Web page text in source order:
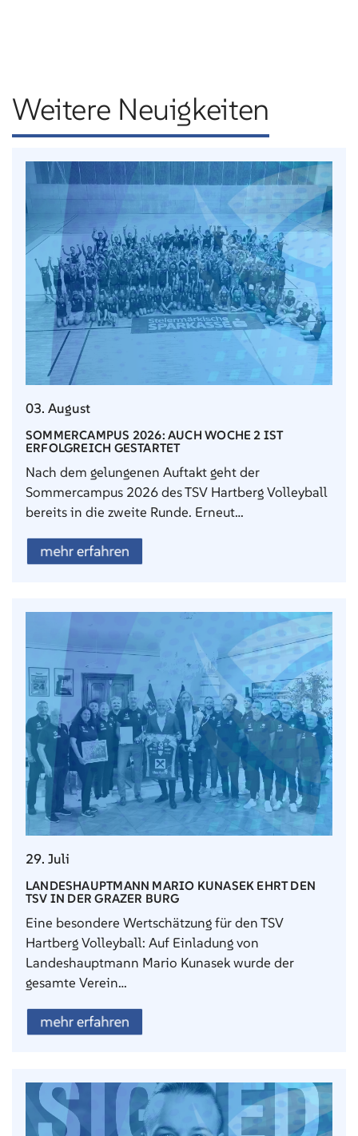
Weitere Neuigkeiten
03. August
SOMMERCAMPUS 2026: AUCH WOCHE 2 IST
ERFOLGREICH GESTARTET
Nach dem gelungenen Auftakt geht der
Sommercampus 2026 des TSV Hartberg Volleyball
bereits in die zweite Runde. Erneut…
mehr erfahren
29. Juli
LANDESHAUPTMANN MARIO KUNASEK EHRT DEN
TSV IN DER GRAZER BURG
Eine besondere Wertschätzung für den TSV
Hartberg Volleyball: Auf Einladung von
Landeshauptmann Mario Kunasek wurde der
gesamte Verein…
mehr erfahren